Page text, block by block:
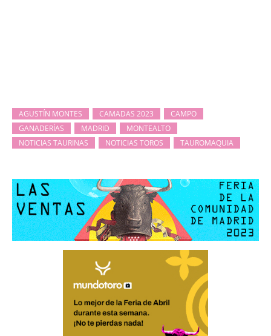
AGUSTÍN MONTES CAMADAS 2023
CAMPO
GANADERÍAS
MADRID
MONTEALTO
NOTICIAS TAURINAS
NOTICIAS TOROS TAUROMAQUIA